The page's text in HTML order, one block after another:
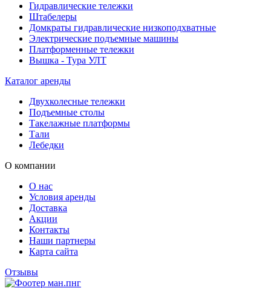
Гидравлические тележки
Штабелеры
Домкраты гидравлические низкоподхватные
Электрические подъемные машины
Платформенные тележки
Вышка - Тура УЛТ
Каталог аренды
Двухколесные тележки
Подъемные столы
Такелажные платформы
Тали
Лебедки
О компании
О нас
Условия аренды
Доставка
Акции
Контакты
Наши партнеры
Карта сайта
Отзывы